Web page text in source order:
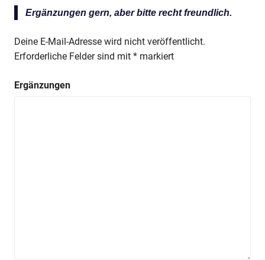
Ergänzungen gern, aber bitte recht freundlich.
Deine E-Mail-Adresse wird nicht veröffentlicht.
Erforderliche Felder sind mit * markiert
Ergänzungen